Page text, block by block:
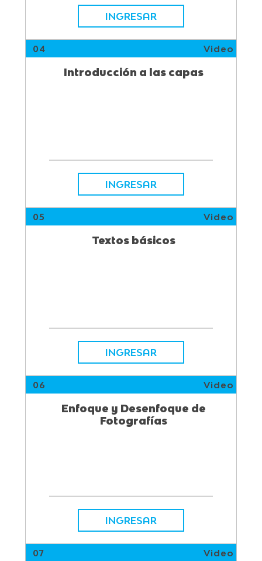
INGRESAR
04 Video
Introducción a las capas
INGRESAR
05 Video
Textos básicos
INGRESAR
06 Video
Enfoque y Desenfoque de
Fotografías
INGRESAR
07 Video